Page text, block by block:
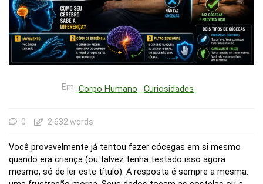
Em Corpo Humano Curiosidades
0 2.632 words
Você provavelmente já tentou fazer cócegas em si mesmo
quando era criança (ou talvez tenha testado isso agora
mesmo, só de ler este título). A resposta é sempre a mesma: